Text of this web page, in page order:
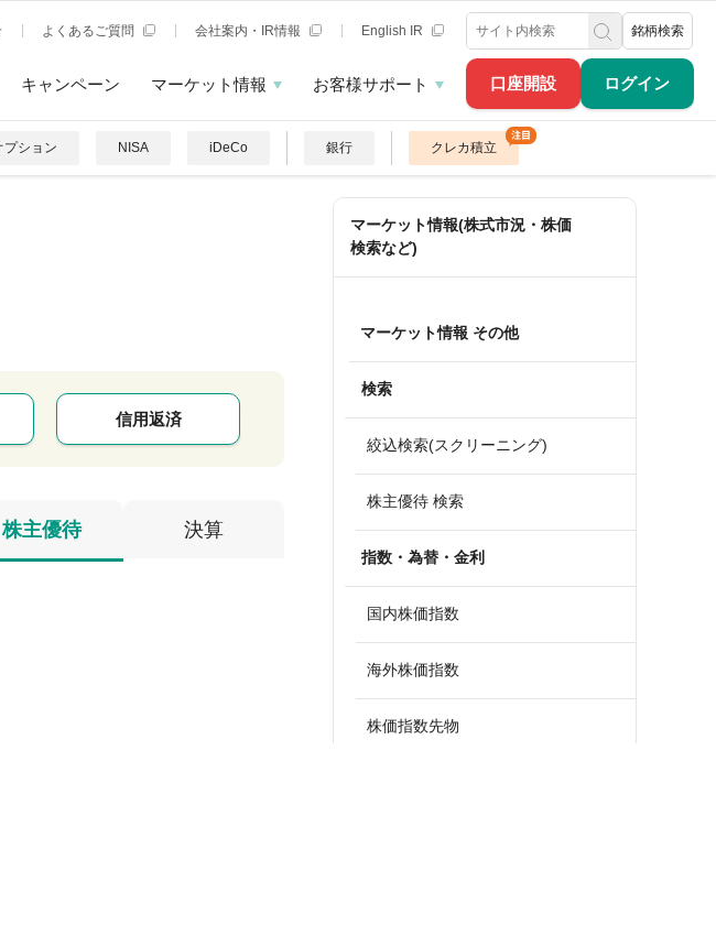
口座開設 ログイン
よくあるご質問 会社案内・IR情報 English IR 銘柄検索
キャンペーン マーケット情報 お客様サポート
プション NISA iDeCo 銀行 クレカ積立
信用返済
株主優待 決算
マーケット情報(株式市況・株価
検索など)
マーケット情報 その他
検索
絞込検索(スクリーニング)
株主優待 検索
指数・為替・金利
国内株価指数
海外株価指数
株価指数先物